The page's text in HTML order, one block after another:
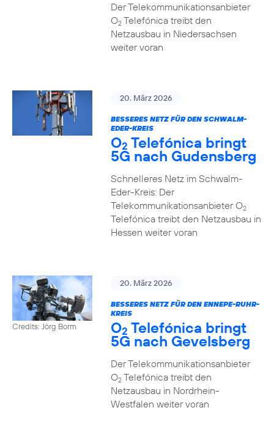
Der Telekommunikationsanbieter
O2Telefónica treibt den
Netzausbau in Niedersachsen
weiter voran
20. März 2026
BESSERES NETZ FÜR DEN SCHWALM-
EDER-KREIS
O2 Telefónica bringt
5G nach Gudensberg
Schnelleres Netz im Schwalm-
Eder-Kreis: Der
Telekommunikationsanbieter O2
Telefónica treibt den Netzausbau in
Hessen weiter voran
Credits: Jörg Borm
20. März 2026
BESSERES NETZ FÜR DEN ENNEPE-RUHR-
KREIS
O2 Telefónica bringt
5G nach Gevelsberg
Der Telekommunikationsanbieter
O2Telefónica treibt den
Netzausbau in Nordrhein-
Westfalen weiter voran